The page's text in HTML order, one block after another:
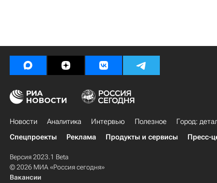
Новости Аналитика Интервью Полезное
Город:
Спецпроекты
Реклама Продукты и сервисы Пресс-
Версия 2023.1 Beta
© 2026 МИА «Россия сегодня»
Вакансии